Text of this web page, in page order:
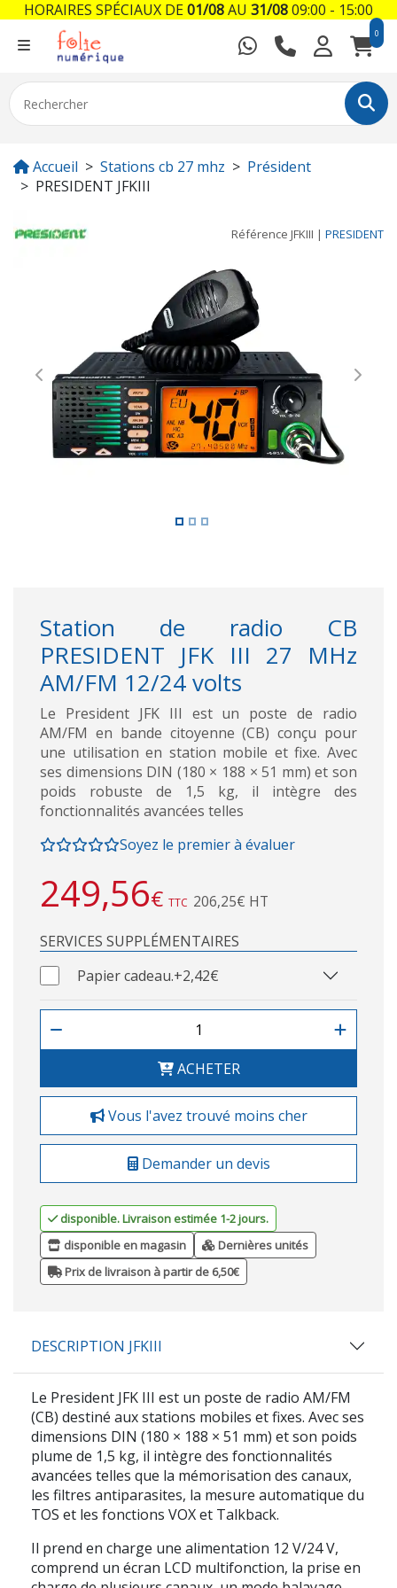
0
Accueil Stations cb 27 mhz
Président
PRESIDENT JFKIII
Référence JFKIII | PRESIDENT
Previous Next
Station de radio CB
PRESIDENT JFK III 27 MHz
AM/FM 12/24 volts
Le President JFK III est un poste de radio
AM/FM en bande citoyenne (CB) conçu pour
une utilisation en station mobile et fixe. Avec
ses dimensions DIN (180 × 188 × 51 mm) et son
poids robuste de 1,5 kg, il intègre des
fonctionnalités avancées telles
Soyez le premier à évaluer
249,56€ TTC 206,25€ HT
SERVICES SUPPLÉMENTAIRES
Papier cadeau.+2,42€
ACHETER
Vous l'avez trouvé moins cher
Demander un devis
disponible. Livraison estimée 1-2 jours.
disponible en magasin
Dernières unités
Prix de livraison à partir de 6,50€
DESCRIPTION JFKIII
Le President JFK III est un poste de radio AM/FM
(CB) destiné aux stations mobiles et fixes. Avec ses
dimensions DIN (180 × 188 × 51 mm) et son poids
plume de 1,5 kg, il intègre des fonctionnalités
avancées telles que la mémorisation des canaux,
les filtres antiparasites, la mesure automatique du
TOS et les fonctions VOX et Talkback.
Il prend en charge une alimentation 12 V/24 V,
comprend un écran LCD multifonction, la prise en
HORAIRES SPÉCIAUX DE01/08AU 31/0809:00 - 15:00